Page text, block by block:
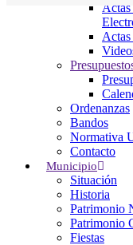
Ordenanzas
Bandos
Normativa
Contacto
Municipio
Situación
Historia
Patrimonio
Patrimonio
Fiestas
Mar, 29/04/2014 - 12:00
Localización
Bº El Sedillo, 9,
Tel: (+34) 942
Fax: (+34) 942